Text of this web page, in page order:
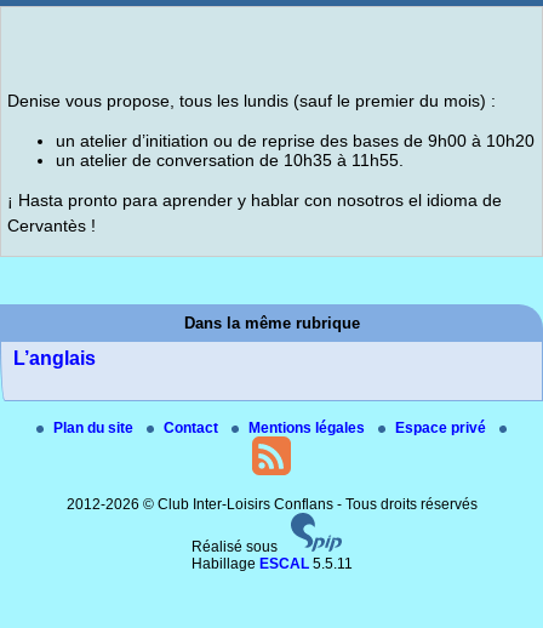
Denise vous propose, tous les lundis (sauf le premier du mois) :
un atelier d’initiation ou de reprise des bases de 9h00 à 10h20
un atelier de conversation de 10h35 à 11h55.
¡ Hasta pronto para aprender y hablar con nosotros el idioma de
Cervantès !
Dans la même rubrique
L’anglais
Plan du site Contact Mentions légales Espace privé
2012-2026 © Club Inter-Loisirs Conflans - Tous droits réservés
Réalisé sous
Habillage ESCAL5.5.11